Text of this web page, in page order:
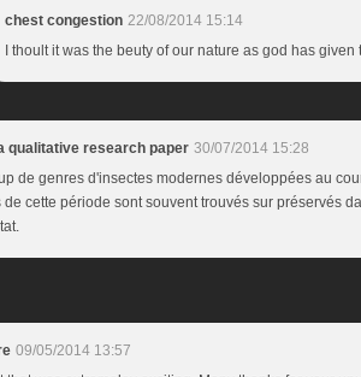
chest congestion 22/08/2014 15:14
I thoult it was the beuty of our nature as god has
qualitative research paper 30/07/2014 15:28
de genres d'insectes modernes développées au
de cette période sont souvent trouvés sur préservés
09/05/2014 13:57